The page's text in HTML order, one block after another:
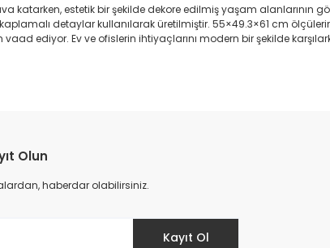
katarken, estetik bir şekilde dekore edilmiş yaşam alanlarının
detaylar kullanılarak üretilmiştir. 55×49.3×61 cm
ediyor. Ev ve ofislerin ihtiyaçlarını modern bir şekilde
Olun
haberdar olabilirsiniz.
Kayıt Ol